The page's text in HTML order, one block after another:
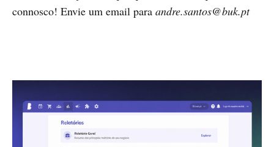
connosco! Envie um email para andre.santos@buk.pt